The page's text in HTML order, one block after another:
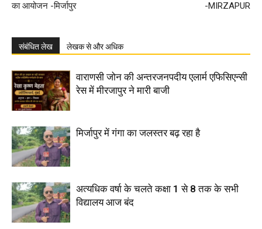
का आयोजन -मिर्जापुर
-MIRZAPUR
संबंधित लेख लेखक से और अधिक
वाराणसी जोन की अन्तरजनपदीय एलार्म एफिसिएन्सी
रेस में मीरजापुर ने मारी बाजी
मिर्जापुर में गंगा का जलस्तर बढ़ रहा है
अत्यधिक वर्षा के चलते कक्षा 1 से 8 तक के सभी
विद्यालय आज बंद